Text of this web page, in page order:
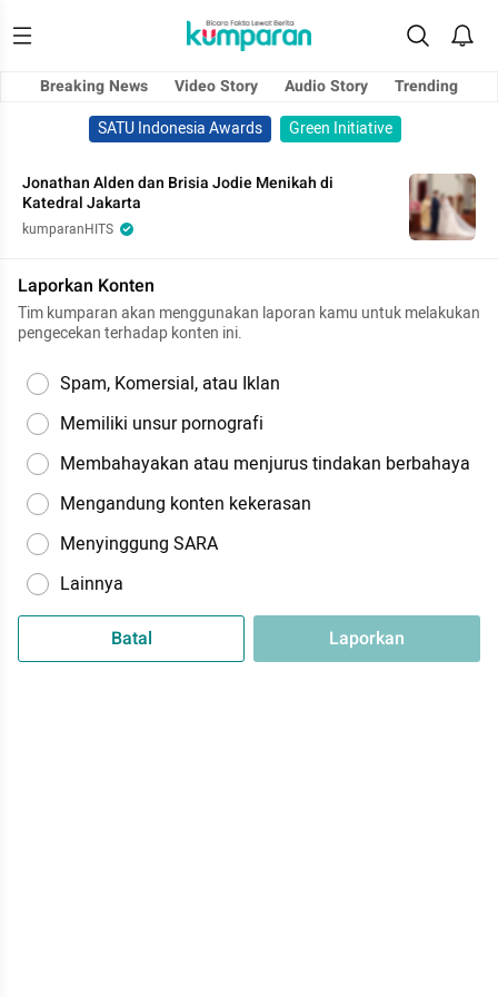
Breaking News Video Story Audio Story
Trending
SATU Indonesia Awards
Green Initiative
Jonathan Alden dan Brisia Jodie Menikah di
Katedral Jakarta
kumparanHITS
Laporkan Konten
Tim kumparan akan menggunakan laporan kamu untuk melakukan
pengecekan terhadap konten ini.
Spam, Komersial, atau Iklan
Memiliki unsur pornografi
Membahayakan atau menjurus tindakan berbahaya
Mengandung konten kekerasan
Menyinggung SARA
Lainnya
Batal Laporkan